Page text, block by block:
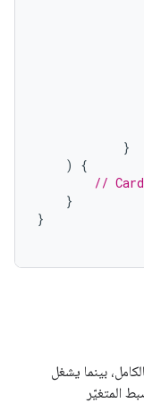
}
)
{
//
}
}
بينما يشغل
المتغيّر